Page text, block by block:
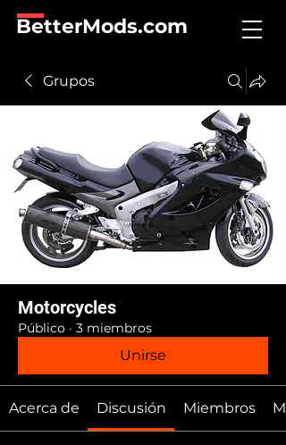
BetterMods.com
Grupos
Motorcycles
Público · 3 miembros
Unirse
Acerca de Discusión Miembros